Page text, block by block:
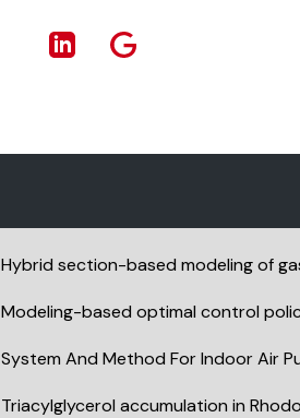
Hybrid section-based modeling of
Modeling-based optimal control
System And Method For Indoor Air
Triacylglycerol accumulation in